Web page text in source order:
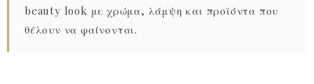
beauty look με χρώμα, λάμψη και προϊόντα που
θέλουν να φαίνονται.